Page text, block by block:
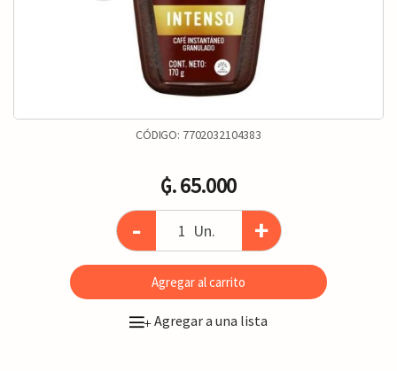
CÓDIGO: 7702032104383
₲. 65.000
- Un. +
Agregar al carrito
+Agregar a una lista